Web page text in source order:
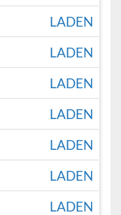
LADEN
LADEN
LADEN
LADEN
LADEN
LADEN
LADEN